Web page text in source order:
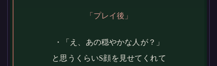
「プレイ後」
・「え、あの穏やかな人が？」
と思うくらいS顔を見せてくれて